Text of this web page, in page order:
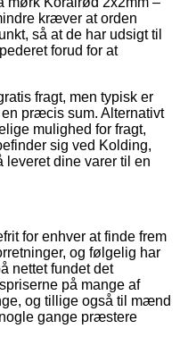
kræver at orden
så at de har udsigt til
forud for at
fragt, men typisk er
præcis sum. Alternativt
mulighed for fragt,
sig ved Kolding,
dine varer til en
for enhver at finde frem
og følgelig har
nettet fundet det
på mange af
og tillige også til mænd
gange præstere